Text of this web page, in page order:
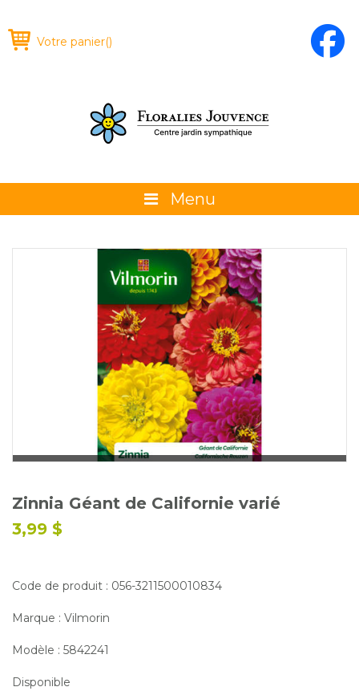
Votre panier()
Menu
La boutique
Promotions et évènements
Conseils
Glossaire
Calendrier horticole
Emplois
Service à la clientèle
Nous joindre
Zinnia Géant de Californie varié
3,99 $
Code de produit : 056-3211500010834
Marque : Vilmorin
Modèle : 5842241
Disponible